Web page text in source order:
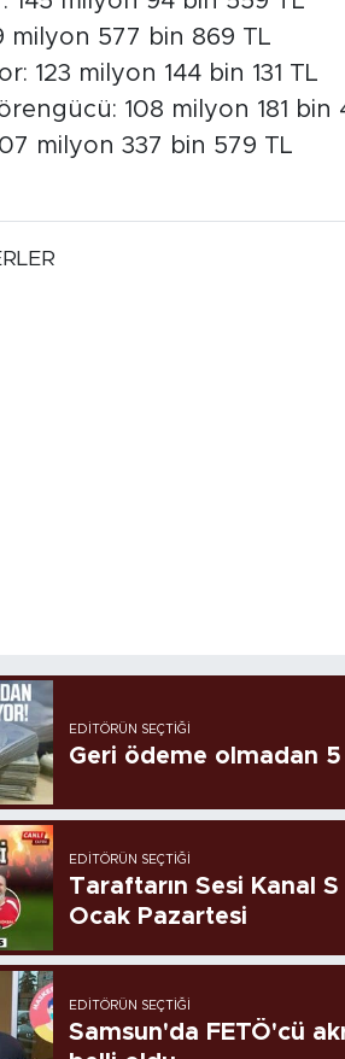
milyon 577 bin 869 TL
123 milyon 144 bin 131 TL
108 milyon 181 bin
milyon 337 bin 579 TL
EDITÖRÜN SEÇTIĞI
Geri ödeme olmadan
EDITÖRÜN SEÇTIĞI
Taraftarın Sesi Kanal
Ocak Pazartesi
EDITÖRÜN SEÇTIĞI
Samsun'da FETÖ'cü